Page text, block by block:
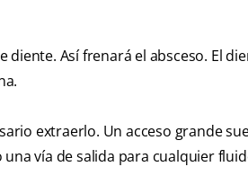
Así frenará el absceso. El
extraerlo. Un acceso grande
vía de salida para cualquier